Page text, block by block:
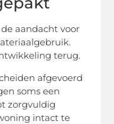
aandacht voor
terug.
afgevoerd
soms een
zorgvuldig
intact te